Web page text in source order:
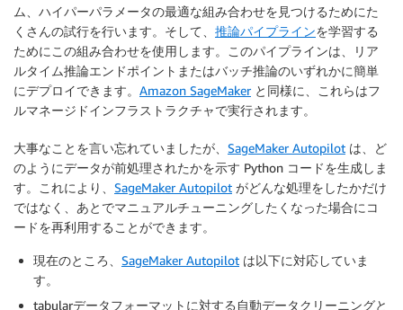
ム、ハイパーパラメータの最適な組み合わせを見つけるためにた
くさんの試行を行います。そして、 推論パイプラインを学習する
ためにこの組み合わせを使用します。このパイプラインは、リア
ルタイム推論エンドポイントまたはバッチ推論のいずれかに簡単
にデプロイできます。 Amazon SageMakerと同様に、これらはフ
ルマネージドインフラストラクチャで実行されます。
大事なことを言い忘れていましたが、 SageMaker Autopilot は、ど
のようにデータが前処理されたかを示す Python コードを生成しま
す。これにより、 SageMaker Autopilot がどんな処理をしたかだけ
ではなく、あとでマニュアルチューニングしたくなった場合にコ
ードを再利用することができます。
現在のところ、 SageMaker Autopilot は以下に対応していま
す。
tabularデータフォーマットに対する自動データクリーニングと